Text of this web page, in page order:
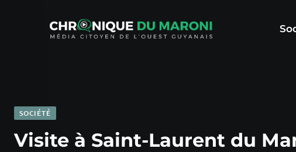
SOCIÉTÉ
Visite à Saint-Laurent du